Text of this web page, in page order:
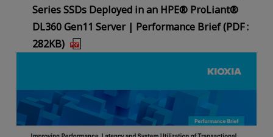
Series SSDs Deployed in an HPE® ProLiant®
DL360 Gen11 Server | Performance Brief (PDF :
282KB)